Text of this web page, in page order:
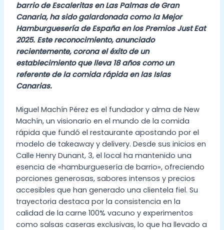
barrio de Escaleritas en Las Palmas de Gran
Canaria, ha sido galardonada como la Mejor
Hamburguesería de España en los Premios Just Eat
2025. Este reconocimiento, anunciado
recientemente, corona el éxito de un
establecimiento que lleva 18 años como un
referente de la comida rápida en las Islas
Canarias.
Miguel Machín Pérez es el fundador y alma de New
Machín, un visionario en el mundo de la comida
rápida que fundó el restaurante apostando por el
modelo de takeaway y delivery. Desde sus inicios en
Calle Henry Dunant, 3, el local ha mantenido una
esencia de «hamburguesería de barrio», ofreciendo
porciones generosas, sabores intensos y precios
accesibles que han generado una clientela fiel. Su
trayectoria destaca por la consistencia en la
calidad de la carne 100% vacuno y experimentos
como salsas caseras exclusivas, lo que ha llevado a